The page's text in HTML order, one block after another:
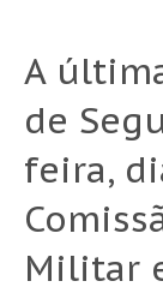
A
de
feira,
Militar